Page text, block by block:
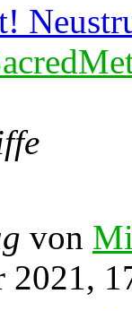
von
2021,